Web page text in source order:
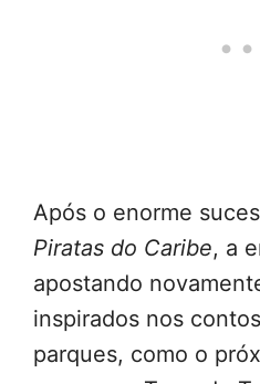
Após o enorme
Piratas do Caribe, a
apostando
inspirados nos
parques, como o